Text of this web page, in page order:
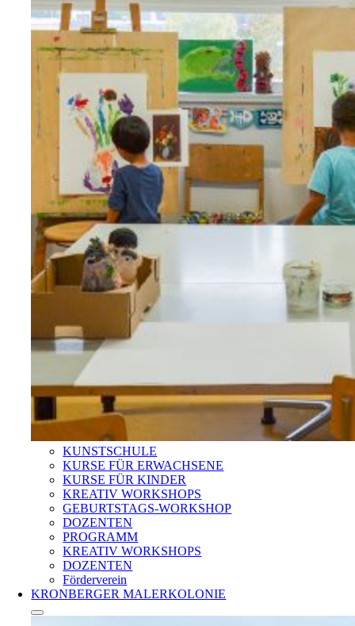
KUNSTSCHULE
KURSE FÜR ERWACHSENE
KURSE FÜR KINDER
KREATIV WORKSHOPS
GEBURTSTAGS-WORKSHOP
DOZENTEN
PROGRAMM
KREATIV WORKSHOPS
DOZENTEN
Förderverein
KRONBERGER MALERKOLONIE